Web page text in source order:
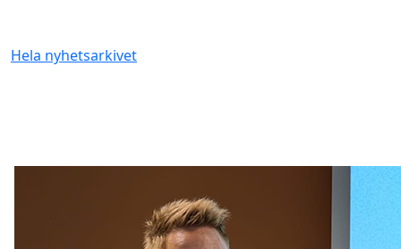
Hela nyhetsarkivet